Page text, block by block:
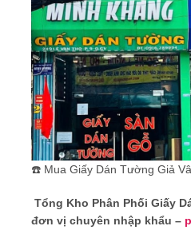
☎️ Mua Giấy Dán Tường Giả
Tổng Kho Phân Phối Giấy
đơn vị chuyên nhập khẩu –